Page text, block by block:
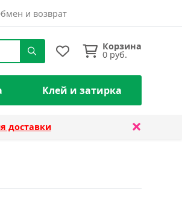
и возврат
Корзина
0 руб.
Клей и затирка
доставки ×